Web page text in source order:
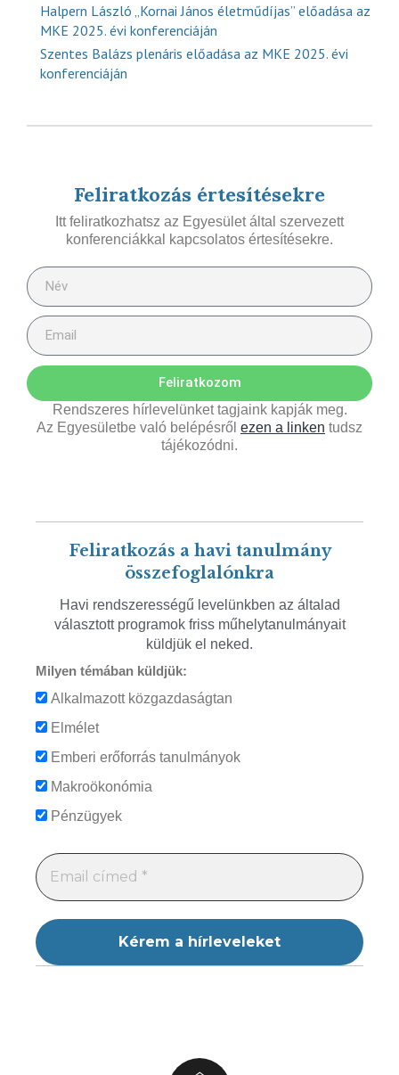
Halpern László „Kornai János életműdíjas” előadása az
MKE 2025. évi konferenciáján
Szentes Balázs plenáris előadása az MKE 2025. évi
konferenciáján
Feliratkozás értesítésekre
Itt feliratkozhatsz az Egyesület által szervezett
konferenciákkal kapcsolatos értesítésekre.
Feliratkozom
Rendszeres hírlevelünket tagjaink kapják meg.
Az Egyesületbe való belépésről ezen a linken tudsz
tájékozódni.
Feliratkozás a havi tanulmány
összefoglalónkra
Havi rendszerességű levelünkben az általad
választott programok friss műhelytanulmányait
küldjük el neked.
Milyen témában küldjük:
Alkalmazott közgazdaságtan
Elmélet
Emberi erőforrás tanulmányok
Makroökonómia
Pénzügyek